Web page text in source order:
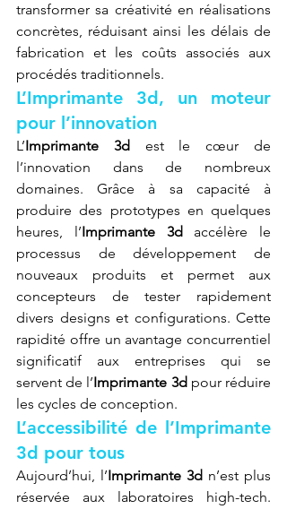
transformer sa créativité en réalisations
concrètes, réduisant ainsi les délais de
fabrication et les coûts associés aux
procédés traditionnels.
L’Imprimante 3d, un moteur
pour l’innovation
L’Imprimante 3d est le cœur de
l’innovation dans de nombreux
domaines. Grâce à sa capacité à
produire des prototypes en quelques
heures, l’Imprimante 3d accélère le
processus de développement de
nouveaux produits et permet aux
concepteurs de tester rapidement
divers designs et configurations. Cette
rapidité offre un avantage concurrentiel
significatif aux entreprises qui se
servent de l’Imprimante 3d pour réduire
les cycles de conception.
L’accessibilité de l’Imprimante
3d pour tous
Aujourd’hui, l’Imprimante 3d n’est plus
réservée aux laboratoires high-tech.